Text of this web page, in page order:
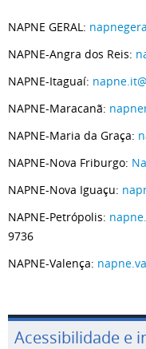
NAPNE GERAL:
NAPNE-Angra dos Reis:
NAPNE-Itaguaí:
NAPNE-Maracanã:
NAPNE-Maria da Graça:
NAPNE-Nova Friburgo:
NAPNE-Nova Iguaçu:
NAPNE-Petrópolis:
9736
NAPNE-Valença:
Acessibilidade e